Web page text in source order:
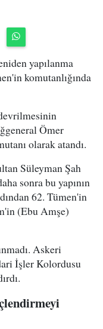
yapılanma
komutanlığında
Ömer
olarak atandı.
Süleyman Şah
sonra bu yapının
62. Tümen'in
(Ebu Amşe)
Askeri
İşler Kolordusu